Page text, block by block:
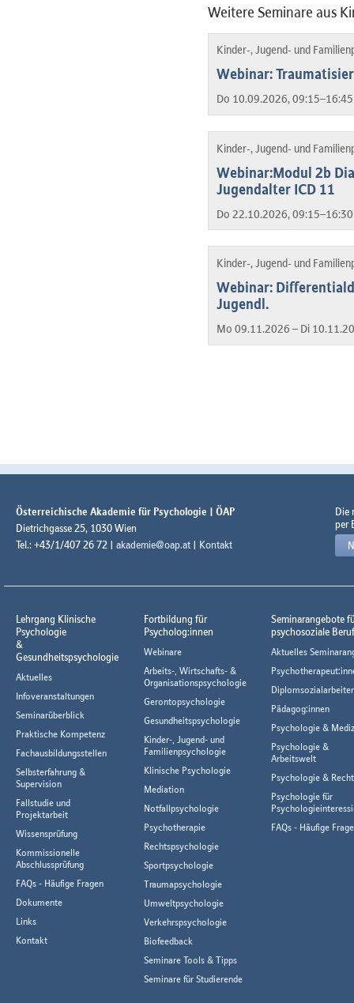
Weitere Seminare aus
Kinder-, Jugend- und
Webinar:
Do 10.09.2026,
Kinder-, Jugend- und
Webinar:Modul 2b
Jugendalter ICD 11
Do 22.10.2026,
Kinder-, Jugend- und
Webinar:
Jugendl.
Mo 09.11.2026 – Di
Österreichische Akademie für Psychologie | ÖAP
Dietrichgasse 25, 1030 Wien
Tel.: +43/1/407 26 72 | akademie@oap.at | Kontakt
Die
per
Lehrgang Klinische
Psychologie
&
Gesundheitspsychologie
Aktuelles
Infoveranstaltungen
Seminarüberblick
Praktische Kompetenz
Fachausbildungsstellen
Selbsterfahrung &
Supervision
Fallstudie und
Projektarbeit
Wissensprüfung
Kommissionelle
Abschlussprüfung
FAQs - Häufige Fragen
Dokumente
Links
Kontakt
Fortbildung für
Psycholog:innen
Webinare
Arbeits-, Wirtschafts- &
Organisationspsychologie
Gerontopsychologie
Gesundheitspsychologie
Kinder-, Jugend- und
Familienpsychologie
Klinische Psychologie
Mediation
Notfallpsychologie
Psychotherapie
Rechtspsychologie
Sportpsychologie
Traumapsychologie
Umweltpsychologie
Verkehrspsychologie
Biofeedback
Seminare Tools & Tipps
Seminare für Studierende
Seminarangebote
psychosoziale
Aktuelles
Pädagog:innen
Psychologie &
Psychologie &
Arbeitswelt
Psychologie & Recht
Psychologie für
FAQs - Häufige